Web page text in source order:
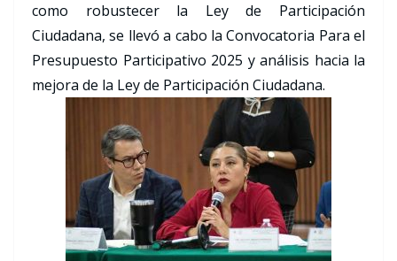
como robustecer la Ley de Participación
Ciudadana, se llevó a cabo la Convocatoria Para el
Presupuesto Participativo 2025 y análisis hacia la
mejora de la Ley de Participación Ciudadana.